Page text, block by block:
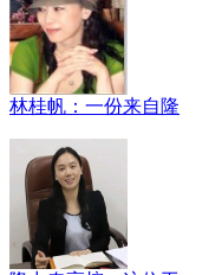
林桂帆：一份来自隆